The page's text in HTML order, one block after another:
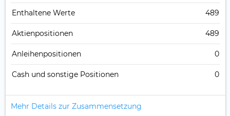
Enthaltene Werte 489
Aktienpositionen 489
Anleihenpositionen 0
Cash und sonstige Positionen 0
Mehr Details zur Zusammensetzung